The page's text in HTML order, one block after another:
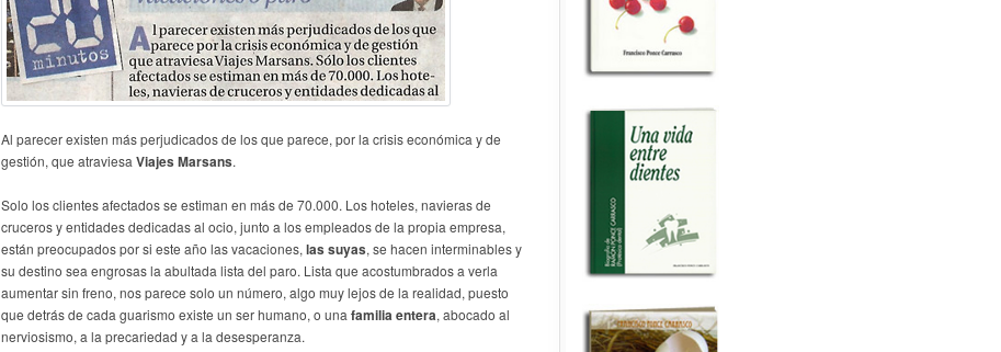
Al parecer existen más perjudicados de los que parece, por la crisis económica y de
gestión, que atraviesa Viajes Marsans.
Solo los clientes afectados se estiman en más de 70.000. Los hoteles, navieras de
cruceros y entidades dedicadas al ocio, junto a los empleados de la propia empresa,
están preocupados por si este año las vacaciones, las suyas, se hacen interminables y
su destino sea engrosas la abultada lista del paro. Lista que acostumbrados a verla
aumentar sin freno, nos parece solo un número, algo muy lejos de la realidad, puesto
que detrás de cada guarismo existe un ser humano, o una familia entera, abocado al
nerviosismo, a la precariedad y a la desesperanza.